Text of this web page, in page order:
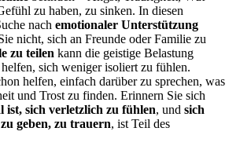
zu haben, zu sinken. In diesen
nach emotionaler Unterstützung
nicht, sich an Freunde oder Familie zu
zu teilen kann die geistige Belastung
sich weniger isoliert zu fühlen.
helfen, einfach darüber zu sprechen, was
und Trost zu finden. Erinnern Sie sich
ist, sich verletzlich zu fühlen, und sich
geben, zu trauern, ist Teil des